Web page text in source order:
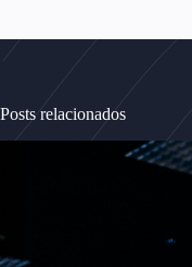
Posts relacionados